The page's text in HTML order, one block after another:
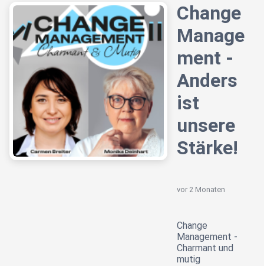
Change
Manage
ment -
Anders
ist
unsere
Stärke!
vor 2 Monaten
Change
Management -
Charmant und
mutig